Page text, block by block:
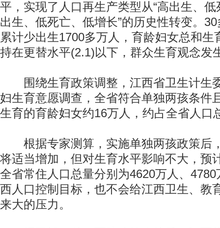
平，实现了人口再生产类型从“高出生、低
出生、低死亡、低增长”的历史性转变。
累计少出生1700多万人，育龄妇女总和生
持在更替水平(2.1)以下，群众生育观念发
围绕生育政策调整，江西省卫生计生
妇生育意愿调查，全省符合单独两孩条件
生育的育龄妇女约16万人，约占全省人
根据专家测算，实施单独两孩政策后
将适当增加，但对生育水平影响不大，预
全省常住人口总量分别为4620万人、
西人口控制目标，也不会给江西卫生、教
来大的压力。